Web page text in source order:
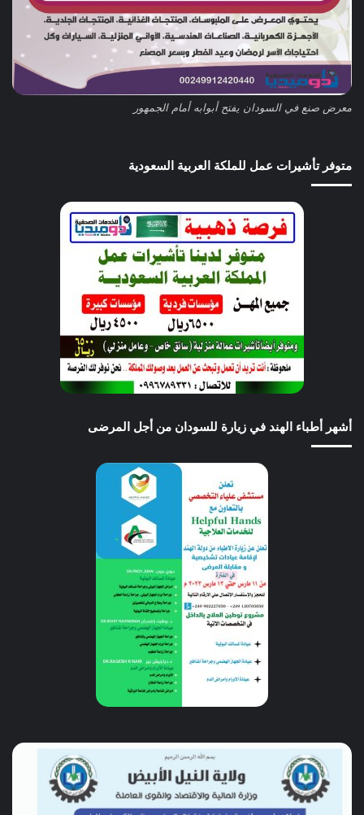
معرض صنع في السودان يفتح أبوابه أمام الجمهور
متوفر تأشيرات عمل للملكة العربية السعودية
أشهر أطباء الهند في زيارة للسودان من أجل المرضى